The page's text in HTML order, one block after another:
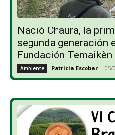
Nació Chaura, la
segunda generación
Fundación Temaikèn
Ambiente Patricia Escobar - 05/